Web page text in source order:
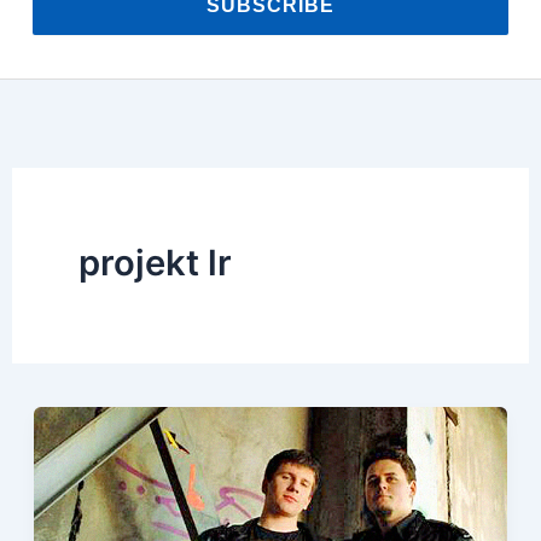
SUBSCRIBE
projekt lr